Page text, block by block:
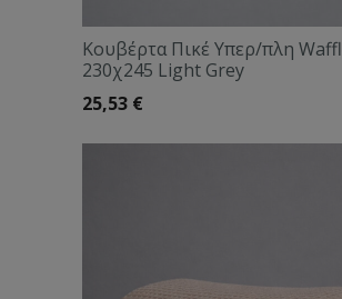
Κουβέρτα Πικέ Υπερ/πλη
230χ245 Light Grey
25,53 €